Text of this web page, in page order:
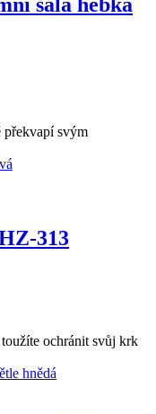
šála hebká
překvapí svým
313
ochránit svůj krk